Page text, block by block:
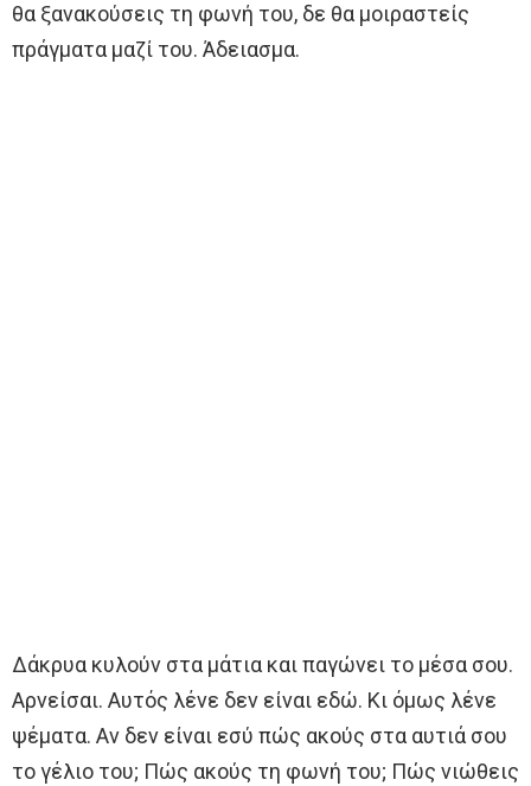
θα ξανακούσεις τη φωνή του, δε θα μοιραστείς
πράγματα μαζί του. Άδειασμα.
Δάκρυα κυλούν στα μάτια και παγώνει το μέσα σου.
Αρνείσαι. Αυτός λένε δεν είναι εδώ. Κι όμως λένε
ψέματα. Αν δεν είναι εσύ πώς ακούς στα αυτιά σου
το γέλιο του; Πώς ακούς τη φωνή του; Πώς νιώθεις